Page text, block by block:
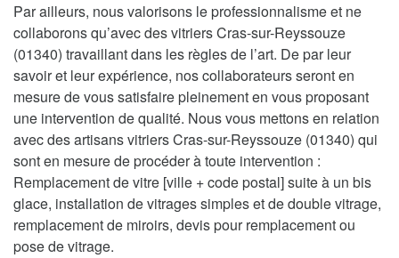
Par ailleurs, nous valorisons le professionnalisme et ne
collaborons qu’avec des vitriers Cras-sur-Reyssouze
(01340) travaillant dans les règles de l’art. De par leur
savoir et leur expérience, nos collaborateurs seront en
mesure de vous satisfaire pleinement en vous proposant
une intervention de qualité. Nous vous mettons en relation
avec des artisans vitriers Cras-sur-Reyssouze (01340) qui
sont en mesure de procéder à toute intervention :
Remplacement de vitre [ville + code postal] suite à un bis
glace, installation de vitrages simples et de double vitrage,
remplacement de miroirs, devis pour remplacement ou
pose de vitrage.